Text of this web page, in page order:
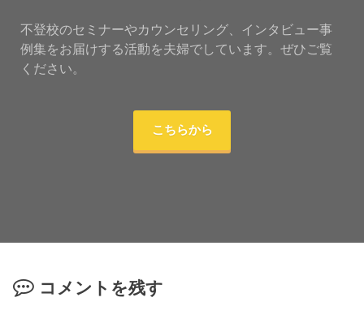
不登校のセミナーやカウンセリング、インタビュー事
例集をお届けする活動を夫婦でしています。ぜひご覧
ください。
こちらから
コメントを残す